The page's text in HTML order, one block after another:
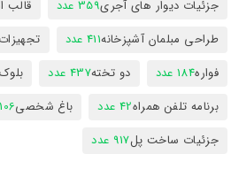
جزئیات دیوار های آجری359 عدد قالب
طراحی مبلمان آشپزخانه411 عدد
فواره184 عدد دو تخته437 عدد
برنامه تلفن همراه42 عدد باغ شخصی106 عدد
جزئیات ساخت پل917 عدد